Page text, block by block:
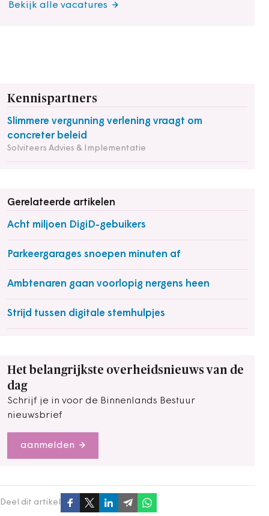
Bekijk alle vacatures
Kennispartners
Slimmere vergunning verlening vraagt om
concreter beleid
Solviteers Advies & Implementatie
Gerelateerde artikelen
Acht miljoen DigiD-gebuikers
Parkeergarages snoepen minuten af
Ambtenaren gaan voorlopig nergens heen
Strijd tussen digitale stemhulpjes
Het belangrijkste overheidsnieuws van de
dag
Schrijf je in voor de Binnenlands Bestuur
nieuwsbrief
aanmelden
Deel dit artikel